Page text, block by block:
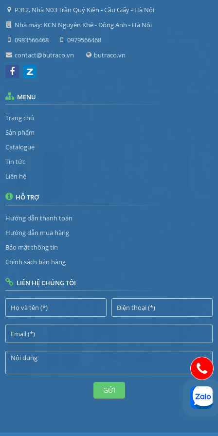
P312, Nhà N03 Trần Quý Kiên - Cầu Giấy - Hà Nội
Nhà máy: KCN Nguyên Khê - Đông Anh - Hà Nội
0983566468
0979566468
contact@butraco.vn
butraco.vn
MENU
Trang chủ
Sản phẩm
Catalogue
Tin tức
Liên hệ
HỖ TRỢ
Hướng dẫn thanh toán
Hướng dẫn mua hàng
Bảo mật thông tin
Chính sách bán hàng
LIÊN HỆ CHÚNG TÔI
GỬI